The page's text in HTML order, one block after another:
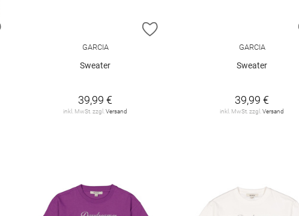
ZUR WUNSCHLISTE HINZUFÜGEN ZUR WUNSCHLISTE HINZUFÜGEN
GARCIA
Sweater
39,99 €
inkl. MwSt. zzgl.Versand
GARCIA
Sweater
39,99 €
inkl. MwSt. zzgl.Versand